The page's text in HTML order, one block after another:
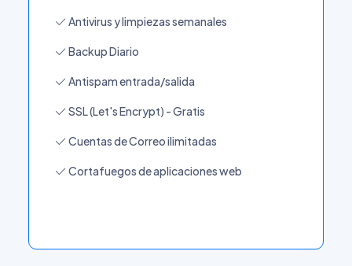
Antivirus y limpiezas semanales
Backup Diario
Antispam entrada/salida
SSL (Let's Encrypt) - Gratis
Cuentas de Correo ilimitadas
Cortafuegos de aplicaciones web